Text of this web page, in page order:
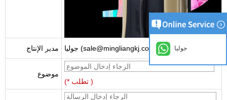
مدير الإنتاج جوليا (sale@mingliangkj.com)
موضوع
(* تطلب )
جوليا